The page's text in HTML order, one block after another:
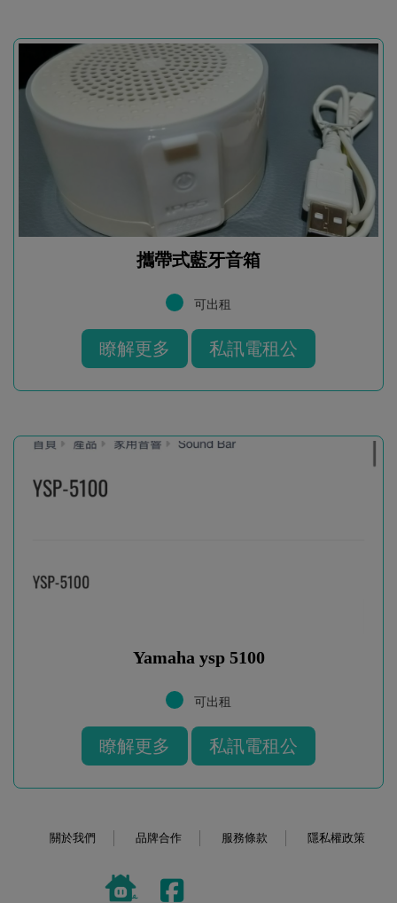
攜帶式藍牙音箱
可出租
瞭解更多 私訊電租公
Yamaha ysp 5100
可出租
瞭解更多 私訊電租公
關於我們 品牌合作 服務條款 隱私權政策